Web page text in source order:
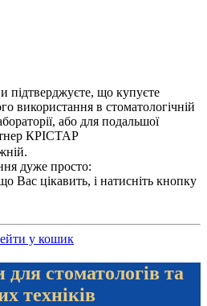
що купуєте
використання в стоматологічній
або для подальшої
КРІСТАР
дуже просто:
Вас цікавить, і натисніть кнопку
у кошик
для стоматологів та
техніків